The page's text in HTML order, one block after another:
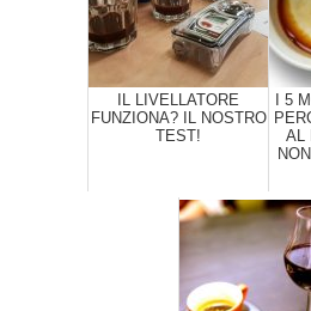
IL LIVELLATORE
FUNZIONA? IL NOSTRO
TEST!
I 5
AL